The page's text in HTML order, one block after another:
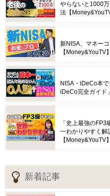
やらないと1000
法【Money&YouTV
新NISA、マネー
【Money&YouTV】
NISA・iDeCo本
iDeCo完全ガイド
「史上最強の
一わかりやすく解
【Money&YouTV】
新着記事